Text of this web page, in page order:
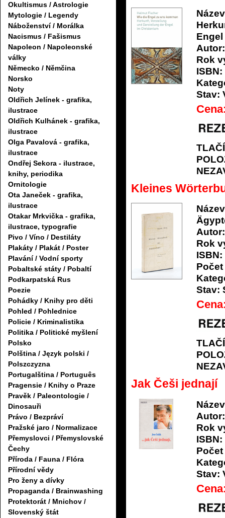
Okultismus / Astrologie
Mytologie / Legendy
Náboženství / Morálka
Nacismus / Fašismus
Napoleon / Napoleonské
války
Německo / Němčina
Norsko
Noty
Oldřich Jelínek - grafika,
ilustrace
Oldřich Kulhánek - grafika,
ilustrace
Olga Pavalová - grafika,
ilustrace
Ondřej Sekora - ilustrace,
knihy, periodika
Ornitologie
Ota Janeček - grafika,
ilustrace
Otakar Mrkvička - grafika,
ilustrace, typografie
Pivo / Víno / Destiláty
Plakáty / Plakát / Poster
Plavání / Vodní sporty
Pobaltské státy / Pobaltí
Podkarpatská Rus
Poezie
Pohádky / Knihy pro děti
Pohled / Pohlednice
Policie / Kriminalistika
Politika / Politické myšlení
Polsko
Polština / Język polski /
Polszczyzna
Portugalština / Português
Pragensie / Knihy o Praze
Pravěk / Paleontologie /
Dinosauři
Právo / Bezpráví
Pražské jaro / Normalizace
Přemyslovci / Přemyslovské
Čechy
Příroda / Fauna / Flóra
Přírodní vědy
Pro ženy a dívky
Propaganda / Brainwashing
Protektorát / Mnichov /
Slovenský štát
Autor:
Rok
ISBN:
Stav:
Kleines
Autor:
Rok
ISBN:
Stav:
Jak Češi jednají
Autor:
Rok
ISBN:
Stav: